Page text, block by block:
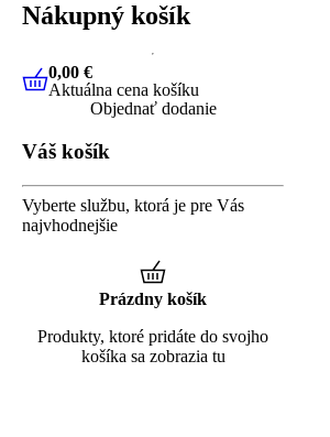
Nákupný košík
0,00 €Aktuálna cena košíku
0,00 €
Aktuálna cena košíku
Objednať dodanie
Váš košík
Vyberte službu, ktorá je pre Vás
najvhodnejšie
Prázdny košík
Produkty, ktoré pridáte do svojho
košíka sa zobrazia tu